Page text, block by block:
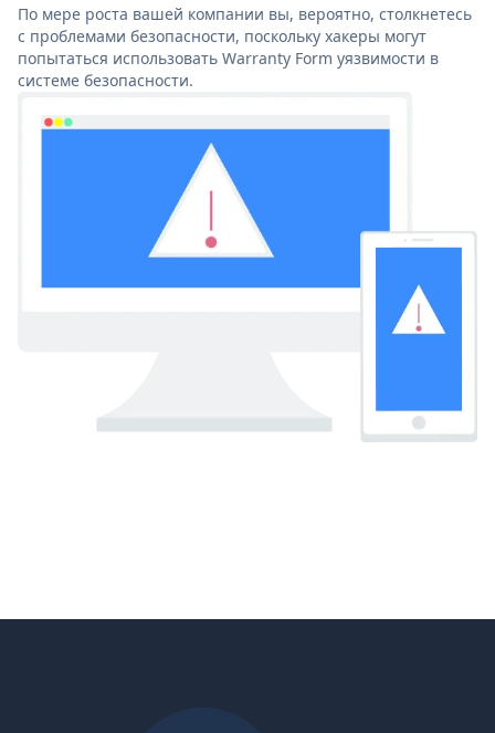
По мере роста вашей компании вы, вероятно, столкнетесь
с проблемами безопасности, поскольку хакеры могут
попытаться использовать Warranty Form уязвимости в
системе безопасности.